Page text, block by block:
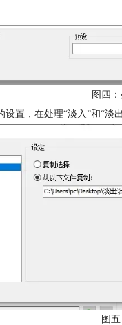
图四
置，在处理“淡入”和“
图